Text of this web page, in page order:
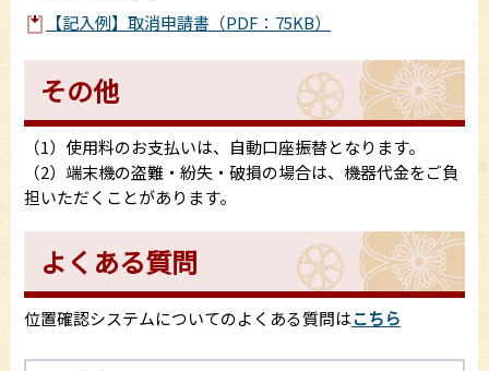
【記入例】取消申請書（PDF：75KB）
その他
（1）使用料のお支払いは、自動口座振替となります。
（2）端末機の盗難・紛失・破損の場合は、機器代金をご負
担いただくことがあります。
よくある質問
位置確認システムについてのよくある質問はこちら